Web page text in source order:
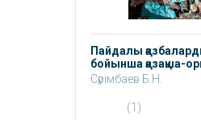
Пайдалы
бойынша қазақша-
ағылшынша
Сүрімбаев Б.Н.
Шалғымбаев С.Т.
(1)